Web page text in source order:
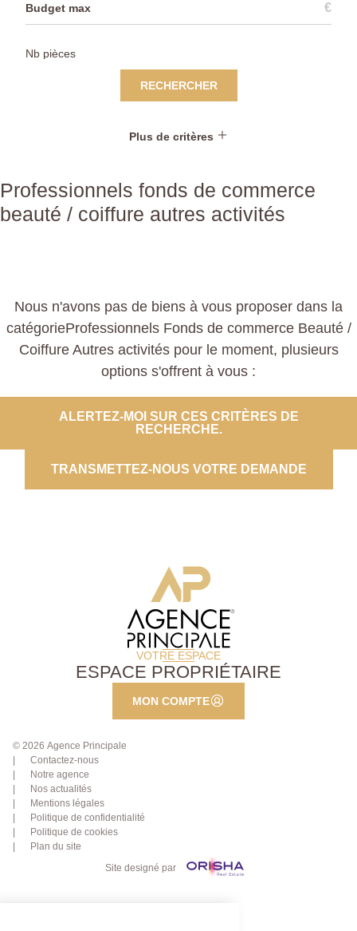
€
RECHERCHER
Plus de critères
Professionnels fonds de commerce
beauté / coiffure autres activités
Nous n'avons pas de biens à vous proposer dans la
catégorieProfessionnels Fonds de commerce Beauté /
Coiffure Autres activités pour le moment, plusieurs
options s'offrent à vous :
ALERTEZ-MOI SUR CES CRITÈRES DE
RECHERCHE.
TRANSMETTEZ-NOUS VOTRE DEMANDE
VOTRE ESPACE
ESPACE PROPRIÉTAIRE
MON COMPTE
© 2026 Agence Principale
Contactez-nous
Notre agence
Nos actualités
Mentions légales
Politique de confidentialité
Politique de cookies
Plan du site
Site designé par